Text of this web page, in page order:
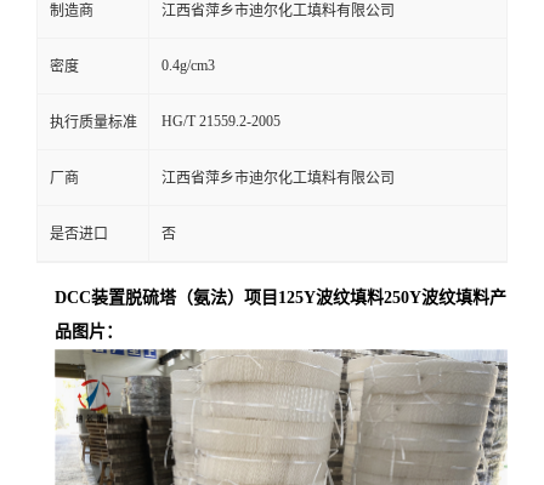
制造商 江西省萍乡市迪尔化工填料有限公司
密度 0.4g/cm3
执行质量标准 HG/T 21559.2-2005
厂商 江西省萍乡市迪尔化工填料有限公司
是否进口 否
DCC装置脱硫塔（氨法）项目125Y波纹填料250Y波纹填料产
品图片：